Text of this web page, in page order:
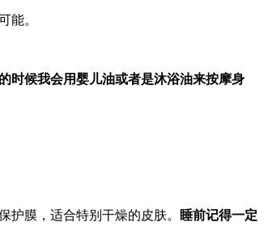
能。
时候我会用婴儿油或者是沐浴油来按摩身
护膜，适合特别干燥的皮肤。
睡前记得一定